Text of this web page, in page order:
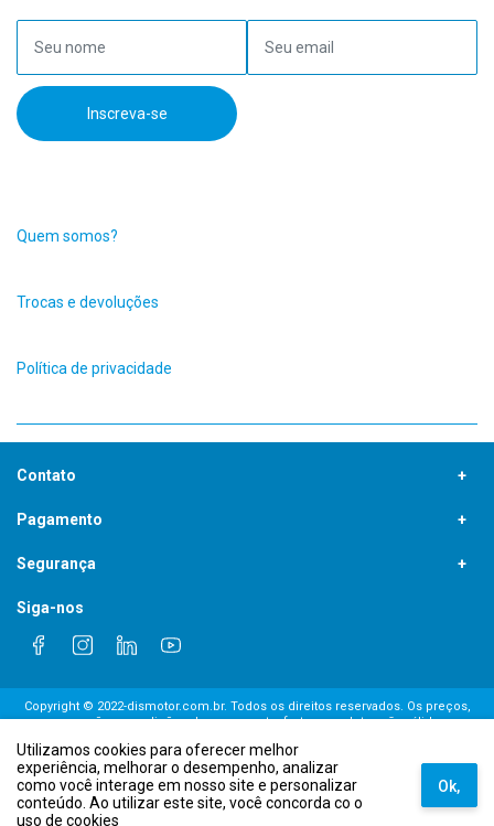
Inscreva-se
Quem somos?
Trocas e devoluções
Política de privacidade
Contato
contato.b2c@grupodismotor.com.br
Pagamento
Segurança
Siga-nos
Copyright © 2022-dismotor.com.br. Todos os direitos reservados. Os preços,
promoções, condições de pagamento, frete e produtos são válidos
ilustrativas. DISMOTOR COMÉRCIO DE MOTORES ELÉTRICOS LTDA. CNPJ:
69.252.872/0001-43 - Endereço: Rua Dr. Alberto Franco Lamounier, 1424, Pq. Via
Norte, Campinas-SP. CEP: 13065-531
Utilizamos cookies para oferecer melhor
experiência, melhorar o desempenho, analizar
como você interage em nosso site e personalizar
conteúdo. Ao utilizar este site, você concorda co o
uso de cookies
Ok,